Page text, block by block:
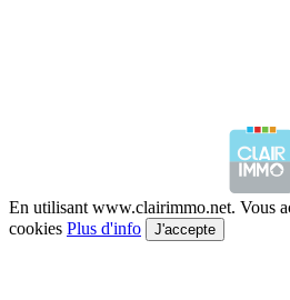
En utilisant www.clairimmo.net. Vous
cookies Plus d'info J'accepte